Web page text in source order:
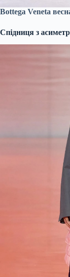
Bottega Veneta
Спідниця з